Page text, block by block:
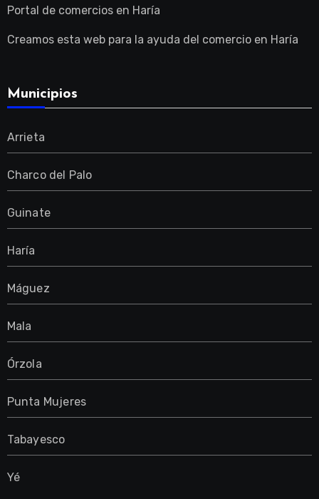
Portal de comercios en Haría
Creamos esta web para la ayuda del comercio en Haría
Municipios
Arrieta
Charco del Palo
Guinate
Haría
Máguez
Mala
Órzola
Punta Mujeres
Tabayesco
Yé